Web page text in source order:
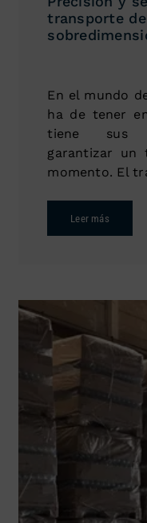
transporte
En el mundo
ha de tener
tiene sus
garantizar un
momento. El
Leer más